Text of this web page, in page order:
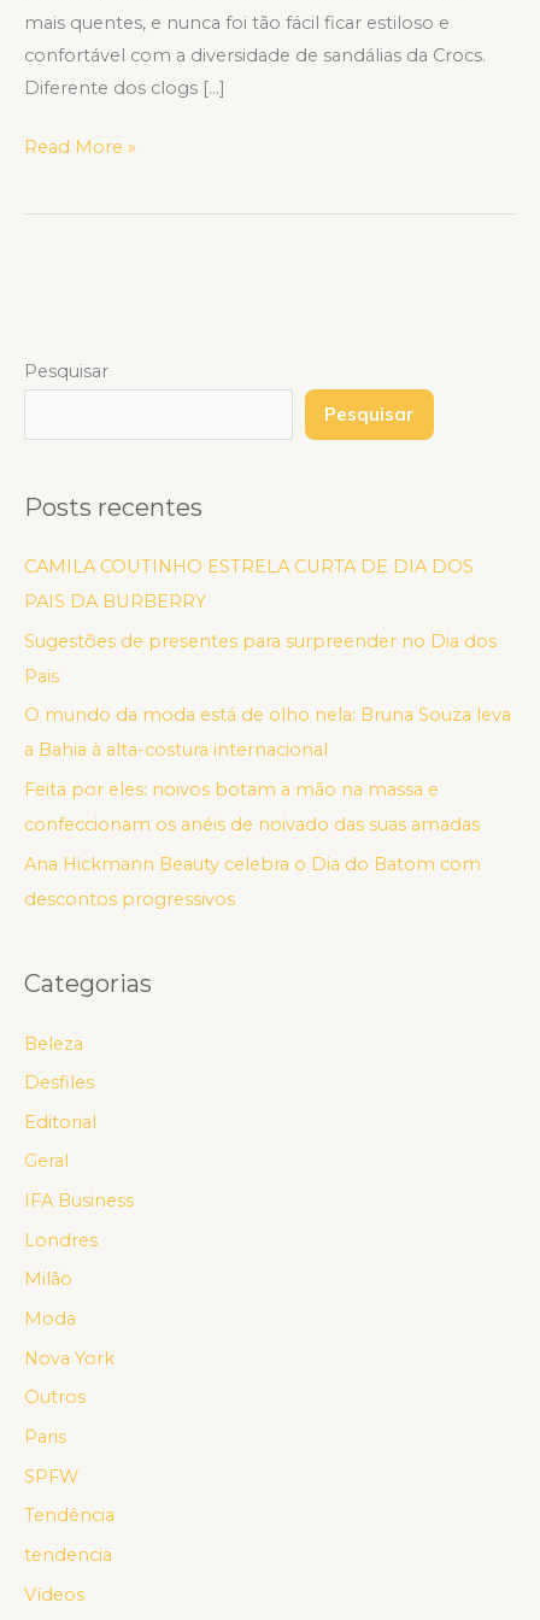
mais quentes, e nunca foi tão fácil ficar estiloso e
confortável com a diversidade de sandálias da Crocs.
Diferente dos clogs […]
Read More »
Pesquisar
Pesquisar
Posts recentes
CAMILA COUTINHO ESTRELA CURTA DE DIA DOS
PAIS DA BURBERRY
Sugestões de presentes para surpreender no Dia dos
Pais
O mundo da moda está de olho nela: Bruna Souza leva
a Bahia à alta-costura internacional
Feita por eles: noivos botam a mão na massa e
confeccionam os anéis de noivado das suas amadas
Ana Hickmann Beauty celebra o Dia do Batom com
descontos progressivos
Categorias
Beleza
Desfiles
Editorial
Geral
IFA Business
Londres
Milão
Moda
Nova York
Outros
Paris
SPFW
Tendência
tendencia
Vídeos